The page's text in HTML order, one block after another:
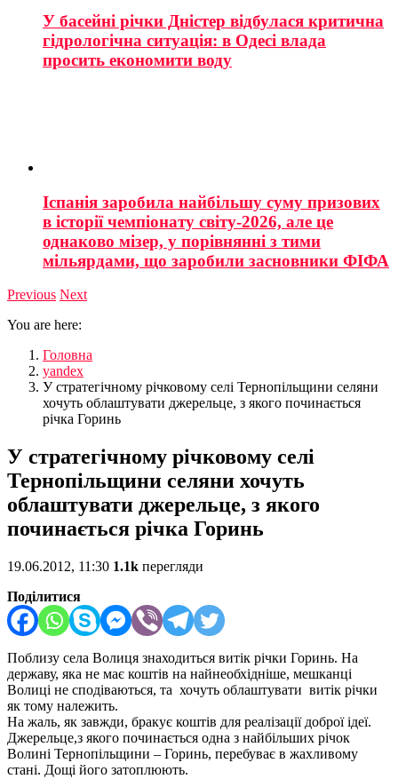
У басейні річки Дністер відбулася критична
гідрологічна ситуація: в Одесі влада
просить економити воду
Іспанія заробила найбільшу суму призових
в історії чемпіонату світу-2026, але це
однаково мізер, у порівнянні з тими
мільярдами, що заробили засновники ФІФА
Previous Next
You are here:
Головна
yandex
У стратегічному річковому селі Тернопільщини селяни
хочуть облаштувати джерельце, з якого починається
річка Горинь
У стратегічному річковому селі
Тернопільщини селяни хочуть
облаштувати джерельце, з якого
починається річка Горинь
19.06.2012, 11:30 1.1k перегляди
Поділитися
Поблизу села Волиця знаходиться витік річки Горинь. На
державу, яка не має коштів на найнеобхідніше, мешканці
Волиці не сподіваються, та хочуть облаштувати витік річки
як тому належить.
На жаль, як завжди, бракує коштів для реалізації доброї ідеї.
Джерельце,з якого починається одна з найбільших річок
Волині Тернопільщини – Горинь, перебуває в жахливому
стані. Дощі його затоплюють.